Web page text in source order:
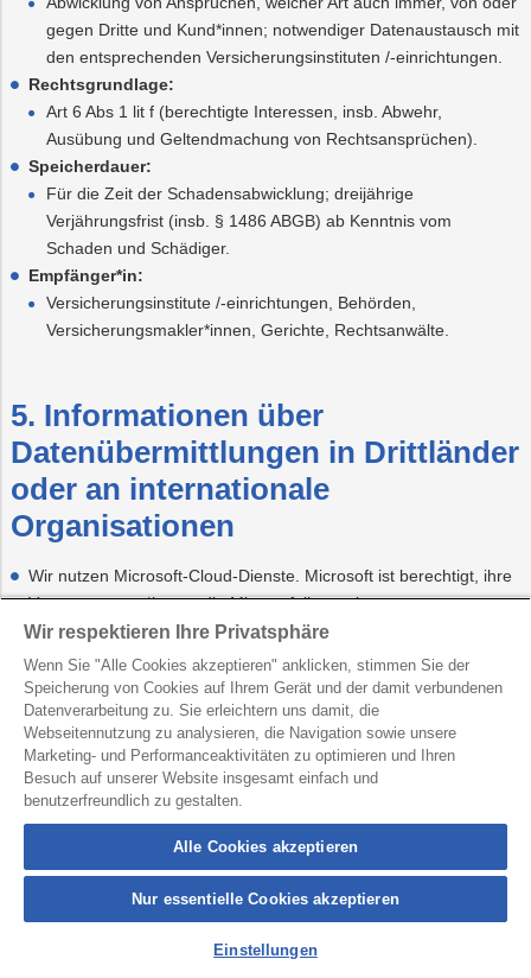
gegen Dritte und Kund*innen; notwendiger Datenaustausch mit
den entsprechenden Versicherungsinstituten /-einrichtungen.
Rechtsgrundlage:
Art 6 Abs 1 lit f (berechtigte Interessen, insb. Abwehr,
Ausübung und Geltendmachung von Rechtsansprüchen).
Speicherdauer:
Für die Zeit der Schadensabwicklung; dreijährige
Verjährungsfrist (insb. § 1486 ABGB) ab Kenntnis vom
Schaden und Schädiger.
Empfänger*in:
Versicherungsinstitute /-einrichtungen, Behörden,
Versicherungsmakler*innen, Gerichte, Rechtsanwälte.
5. Informationen über
Datenübermittlungen in Drittländer
oder an internationale
Organisationen
Wir nutzen Microsoft-Cloud-Dienste. Microsoft ist berechtigt, ihre
Vertragspartner*innen, die Microsoft ihrerseits zur
Vertragserfüllung einsetzt, zu beauftragen; Microsoft verpflichtet
ihre Vertragspartner*innen zur Einhaltung der DSGVO.
Ansonsten übermitteln wir Ihre personenbezogenen Daten in den
oben angeführten Datenverarbeitungen nicht in Drittländer ohne
Angemessenheitsbeschluss gemäß Artikel 45 DSGVO oder an
internationale Organisationen.
War diese Seite hilfreich?
Wir respektieren Ihre Privatsphäre
Wenn Sie "Alle Cookies akzeptieren" anklicken, stimmen Sie der
Speicherung von Cookies auf Ihrem Gerät und der damit verbundenen
Datenverarbeitung zu. Sie erleichtern uns damit, die
Webseitennutzung zu analysieren, die Navigation sowie unsere
Marketing- und Performanceaktivitäten zu optimieren und Ihren
Besuch auf unserer Website insgesamt einfach und
benutzerfreundlich zu gestalten.
Alle Cookies akzeptieren
Nur essentielle Cookies akzeptieren
Einstellungen